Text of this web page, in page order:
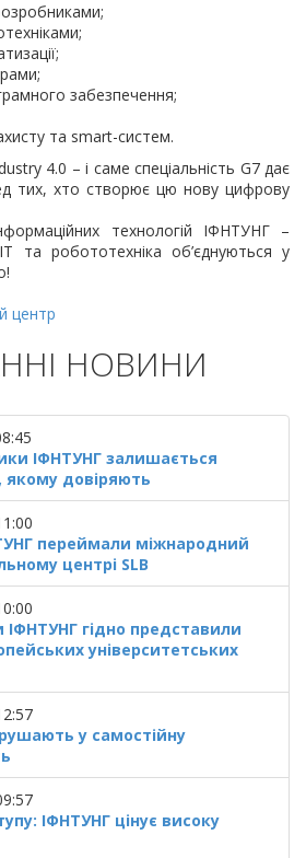
забезпечення;
та smart-систем.
4.0 – і саме спеціальність G7 дає
тих, хто створює цю нову цифрову
технологій ІФНТУНГ –
та робототехніка об’єднуються у
центр
НОВИНИ
ІФНТУНГ залишається
якому довіряють
переймали міжнародний
центрі SLB
ІФНТУНГ гідно представили
університетських
у самостійну
ІФНТУНГ цінує високу